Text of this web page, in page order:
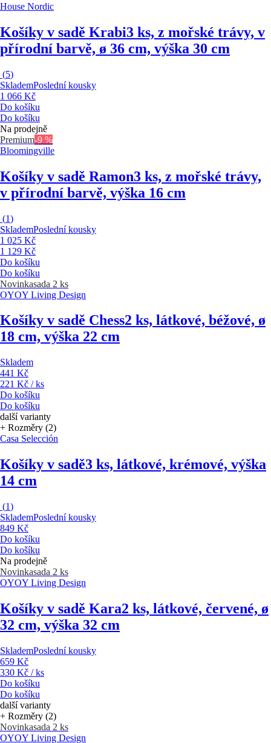
House Nordic
Košíky v sadě Krabi3 ks, z mořské trávy, v
přírodní barvě, ø 36 cm, výška 30 cm
(5)
SklademPoslední kousky
1 066 Kč
Do košíku
Do košíku
Na prodejně
Premium-9 %
Bloomingville
Košíky v sadě Ramon3 ks, z mořské trávy,
v přírodní barvě, výška 16 cm
(1)
SklademPoslední kousky
1 025 Kč
1 129 Kč
Do košíku
Do košíku
Novinkasada 2 ks
OYOY Living Design
Košíky v sadě Chess2 ks, látkové, béžové, ø
18 cm, výška 22 cm
Skladem
441 Kč
221 Kč / ks
Do košíku
Do košíku
další varianty
+ Rozměry (2)
Casa Selección
Košíky v sadě3 ks, látkové, krémové, výška
14 cm
(1)
SklademPoslední kousky
849 Kč
Do košíku
Do košíku
Na prodejně
Novinkasada 2 ks
OYOY Living Design
Košíky v sadě Kara2 ks, látkové, červené, ø
32 cm, výška 32 cm
SklademPoslední kousky
659 Kč
330 Kč / ks
Do košíku
Do košíku
další varianty
+ Rozměry (2)
Novinkasada 2 ks
OYOY Living Design